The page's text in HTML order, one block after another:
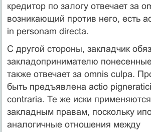
кредитор по залогу отвечает за
возникающий против него, есть
in personam directa.
С другой стороны, закладчик
закладопринимателю
также отвечает за omnis culpa.
быть предъявлена actio
contraria. Те же иски
закладным правам, поскольку
аналогичные отношения между